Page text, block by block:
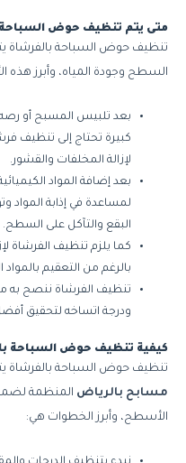
متى يتم تنظيف حوض السباحة
تنظيف حوض السباحة بالفرشاة
السطح وجودة المياه، وأبرز هذه
بعد تلبيس المسبح أو رصه
كبيرة تحتاج إلى تنظيف
لإزالة المخلفات والقشور.
بعد إضافة المواد
لمساعدة في إذابة
البقع والتآكل على السطح.
كما يلزم تنظيف الفرشاة
بالرغم من التعقيم بالمواد
تنظيف الفرشاة ننصح به
ودرجة اتساخه لتحقيق
كيفية تنظيف حوض السباحة
تنظيف حوض السباحة بالفرشاة
مسابح بالرياض المنظمة
الأسطح، وأبرز الخطوات هي: